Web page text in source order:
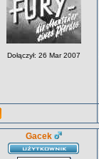
Dołączył: 26 Mar 2007
Gacek